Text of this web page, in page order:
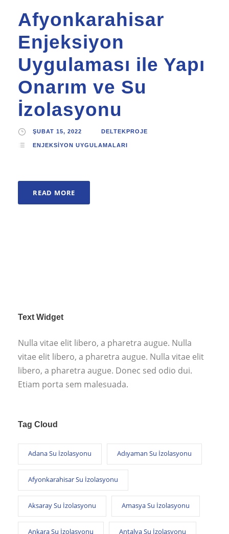
Afyonkarahisar
Enjeksiyon
Uygulaması ile Yapı
Onarım ve Su
İzolasyonu
ŞUBAT 15, 2022 DELTEKPROJE
ENJEKSIYON UYGULAMALARI
READ MORE
Text Widget
Nulla vitae elit libero, a pharetra augue. Nulla
vitae elit libero, a pharetra augue. Nulla vitae elit
libero, a pharetra augue. Donec sed odio dui.
Etiam porta sem malesuada.
Tag Cloud
Adana Su İzolasyonu Adıyaman Su İzolasyonu
Afyonkarahisar Su İzolasyonu
Aksaray Su İzolasyonu Amasya Su İzolasyonu
Ankara Su İzolasyonu Antalya Su İzolasyonu